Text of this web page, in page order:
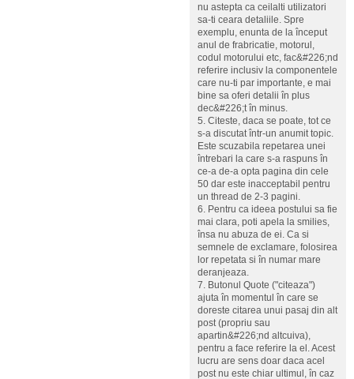
nu astepta ca ceilalti utilizatori
sa-ti ceara detaliile. Spre
exemplu, enunta de la început
anul de frabricatie, motorul,
codul motorului etc, fac&#226;nd
referire inclusiv la componentele
care nu-ti par importante, e mai
bine sa oferi detalii în plus
dec&#226;t în minus.
5. Citeste, daca se poate, tot ce
s-a discutat într-un anumit topic.
Este scuzabila repetarea unei
întrebari la care s-a raspuns în
ce-a de-a opta pagina din cele
50 dar este inacceptabil pentru
un thread de 2-3 pagini.
6. Pentru ca ideea postului sa fie
mai clara, poti apela la smilies,
însa nu abuza de ei. Ca si
semnele de exclamare, folosirea
lor repetata si în numar mare
deranjeaza.
7. Butonul Quote ("citeaza")
ajuta în momentul în care se
doreste citarea unui pasaj din alt
post (propriu sau
apartin&#226;nd altcuiva),
pentru a face referire la el. Acest
lucru are sens doar daca acel
post nu este chiar ultimul, în caz